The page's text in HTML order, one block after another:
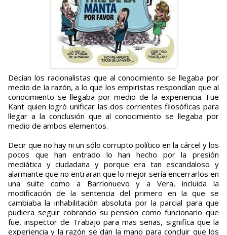
Decían los racionalistas que al conocimiento se llegaba por
medio de la razón, a lo que los empiristas respondían que al
conocimiento se llegaba por medio de la experiencia. Fue
Kant quien logró unificar las dos corrientes filosóficas para
llegar a la conclusión que al conocimiento se llegaba por
medio de ambos elementos.
Decir que no hay ni un sólo corrupto político en la cárcel y los
pocos que han entrado lo han hecho por la presión
mediática y ciudadana y porque era tan escandaloso y
alarmante que no entraran que lo mejor sería encerrarlos en
una suite como a Barrionuevo y a Vera, incluida la
modificación de la sentencia del primero en la que se
cambiaba la inhabilitación absoluta por la parcial para que
pudiera seguir cobrando su pensión como funcionario que
fue, inspector de Trabajo para mas señas, significa que la
experiencia y la razón se dan la mano para concluir que los